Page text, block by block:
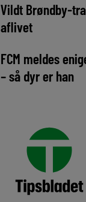
Vildt Brøndby-
aflivet
FCM meldes
– så dyr er han